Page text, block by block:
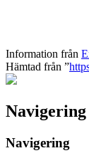
Information från
Hämtad från ”
Navigering
Navigering